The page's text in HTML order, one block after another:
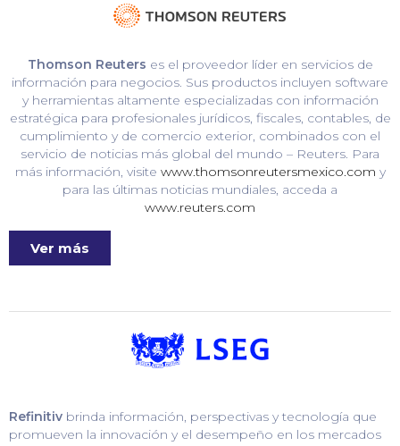
Thomson Reuters es el proveedor líder en servicios de
información para negocios. Sus productos incluyen software
y herramientas altamente especializadas con información
estratégica para profesionales jurídicos, fiscales, contables, de
cumplimiento y de comercio exterior, combinados con el
servicio de noticias más global del mundo – Reuters. Para
más información, visite www.thomsonreutersmexico.com y
para las últimas noticias mundiales, acceda a
www.reuters.com
Ver más
Refinitiv brinda información, perspectivas y tecnología que
promueven la innovación y el desempeño en los mercados